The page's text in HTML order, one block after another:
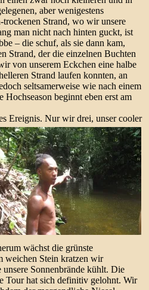
aber wenigestens
trockenen Strand, wo wir unsere
man nicht nach hinten guckt, ist
– die schuf, als sie dann kam,
Strand, der die einzelnen Buchten
von unserem Eckchen eine halbe
Strand laufen konnten, an
seltsamerweise wie nach einem
Hochseason beginnt eben erst am
Ereignis. Nur wir drei, unser cooler
wächst die grünste
weichen Stein kratzen wir
Sonnenbrände kühlt. Die
Tour hat sich definitiv gelohnt. Wir